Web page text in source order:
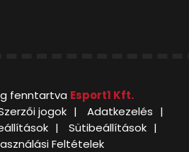
fenntartva Esport1 Kft.
jogok
Adatkezelés
Sütibeállítások
Feltételek